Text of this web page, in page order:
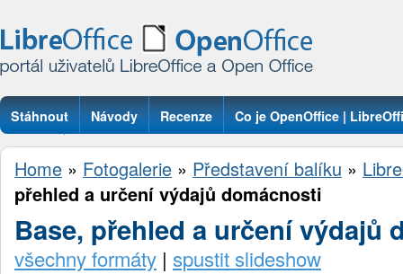
Stáhnout Návody Recenze Co je OpenOffice |
Otázky
Home » Fotogalerie » Představení balíku »
přehled a určení výdajů domácnosti
Base, přehled a určení výdajů
všechny formáty | spustit slideshow